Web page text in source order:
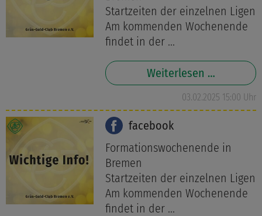
Startzeiten der einzelnen Ligen
Am kommenden Wochenende
findet in der ...
Weiterlesen …
03.02.2025 15:00 Uhr
facebook
Formationswochenende in
Bremen
Startzeiten der einzelnen Ligen
Am kommenden Wochenende
findet in der ...